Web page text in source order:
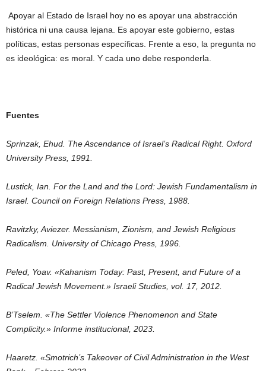
Apoyar al Estado de Israel hoy no es apoyar una abstracción
histórica ni una causa lejana. Es apoyar este gobierno, estas
políticas, estas personas específicas. Frente a eso, la pregunta no
es ideológica: es moral. Y cada uno debe responderla.
Fuentes
Sprinzak, Ehud. The Ascendance of Israel’s Radical Right. Oxford
University Press, 1991.
Lustick, Ian. For the Land and the Lord: Jewish Fundamentalism in
Israel. Council on Foreign Relations Press, 1988.
Ravitzky, Aviezer. Messianism, Zionism, and Jewish Religious
Radicalism. University of Chicago Press, 1996.
Peled, Yoav. «Kahanism Today: Past, Present, and Future of a
Radical Jewish Movement.» Israeli Studies, vol. 17, 2012.
B’Tselem. «The Settler Violence Phenomenon and State
Complicity.» Informe institucional, 2023.
Haaretz. «Smotrich’s Takeover of Civil Administration in the West